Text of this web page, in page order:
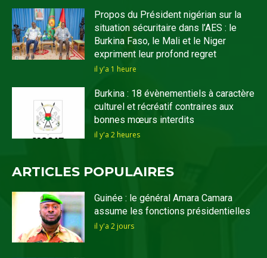
Propos du Président nigérian sur la
situation sécuritaire dans l’AES : le
Burkina Faso, le Mali et le Niger
expriment leur profond regret
il y'a 1 heure
Burkina : 18 évènementiels à caractère
culturel et récréatif contraires aux
bonnes mœurs interdits
il y'a 2 heures
ARTICLES POPULAIRES
Guinée : le général Amara Camara
assume les fonctions présidentielles
il y'a 2 jours